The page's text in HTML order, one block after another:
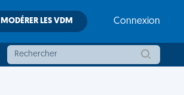
MODÉRER LES VDM Connexion